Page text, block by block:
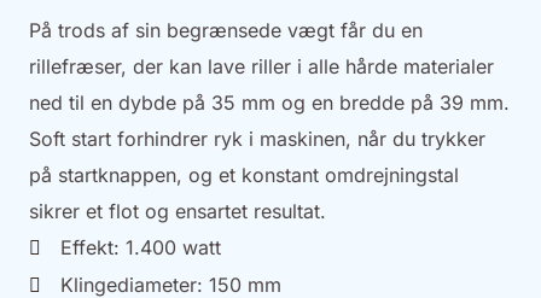
På trods af sin begrænsede vægt får du en
rillefræser, der kan lave riller i alle hårde materialer
ned til en dybde på 35 mm og en bredde på 39 mm.
Soft start forhindrer ryk i maskinen, når du trykker
på startknappen, og et konstant omdrejningstal
sikrer et flot og ensartet resultat.
Effekt: 1.400 watt
Klingediameter: 150 mm